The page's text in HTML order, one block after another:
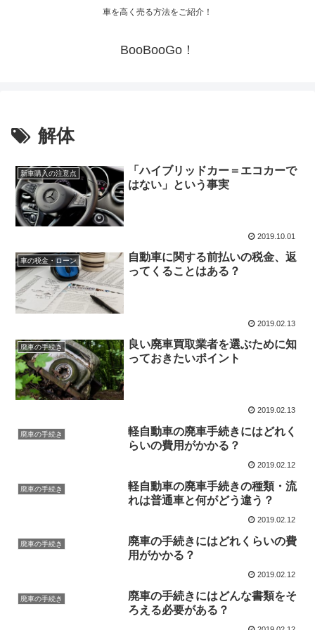
車を高く売る方法をご紹介！
BooBooGo！
解体
新車購入の注意点
「ハイブリッドカー＝エコカーで
はない」という事実
2019.10.01
車の税金・ローン
自動車に関する前払いの税金、返
ってくることはある？
2019.02.13
廃車の手続き
良い廃車買取業者を選ぶために知
っておきたいポイント
2019.02.13
廃車の手続き
軽自動車の廃車手続きにはどれく
らいの費用がかかる？
2019.02.12
廃車の手続き
軽自動車の廃車手続きの種類・流
れは普通車と何がどう違う？
2019.02.12
廃車の手続き
廃車の手続きにはどれくらいの費
用がかかる？
2019.02.12
廃車の手続き
廃車の手続きにはどんな書類をそ
ろえる必要がある？